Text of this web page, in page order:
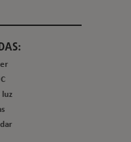
luz